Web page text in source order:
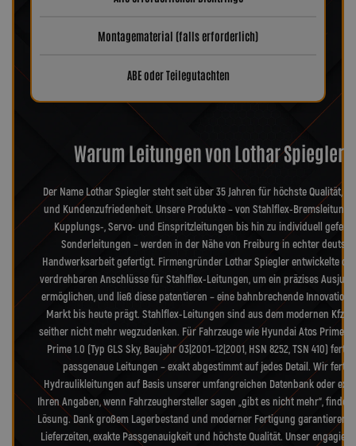
Montagematerial (falls erforderlich)
ABE oder Teilegutachten
Warum Leitungen von Lothar Spiegler?
Der Name Lothar Spiegler steht seit über 35 Jahren für höchste Qualität,
und Kundenzufriedenheit. Unsere Produkte – von Stahlflex-
Kupplungs-, Servo- und Einspritzleitungen bis hin zu individuell
Sonderleitungen – werden in der Nähe von Freiburg in echter
Handwerksarbeit gefertigt. Firmengründer Lothar Spiegler entwickelte
verdrehbaren Anschlüsse für Stahlflex-Leitungen, um ein präzises
ermöglichen, und ließ diese patentieren – eine bahnbrechende Innovation,
Markt bis heute prägt. Stahlflex-Leitungen sind aus dem modernen Kfz-
seither nicht mehr wegzudenken. Für Fahrzeuge wie Hyundai Atos Prime
Prime 1.0 (Typ GLS Sky, Baujahr 03|2001–12|2001, HSN 8252, TSN 410)
passgenaue Leitungen – exakt abgestimmt auf jedes Detail. Wir
Hydraulikleitungen auf Basis unserer umfangreichen Datenbank oder
Ihren Angaben, wenn Fahrzeughersteller sagen „gibt es nicht mehr“,
Lösung. Dank großem Lagerbestand und moderner Fertigung garantieren
Lieferzeiten, exakte Passgenauigkeit und höchste Qualität. Unser